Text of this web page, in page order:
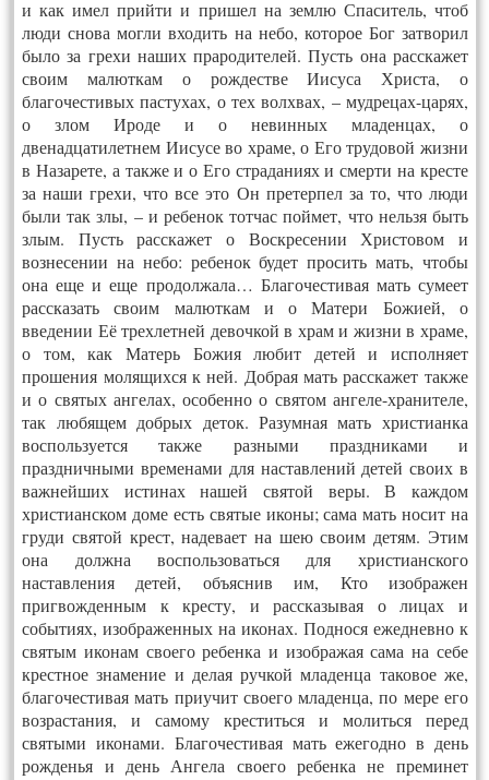
и как имел прийти и пришел на землю Спаситель, чтоб
люди снова могли входить на небо, которое Бог затворил
было за грехи наших прародителей. Пусть она расскажет
своим малюткам о рождестве Иисуса Христа, о
благочестивых пастухах, о тех волхвах, – мудрецах-царях,
о злом Ироде и о невинных младенцах, о
двенадцатилетнем Иисусе во храме, о Его трудовой жизни
в Назарете, а также и о Его страданиях и смерти на кресте
за наши грехи, что все это Он претерпел за то, что люди
были так злы, – и ребенок тотчас поймет, что нельзя быть
злым. Пусть расскажет о Воскресении Христовом и
вознесении на небо: ребенок будет просить мать, чтобы
она еще и еще продолжала… Благочестивая мать сумеет
рассказать своим малюткам и о Матери Божией, о
введении Её трехлетней девочкой в храм и жизни в храме,
о том, как Матерь Божия любит детей и исполняет
прошения молящихся к ней. Добрая мать расскажет также
и о святых ангелах, особенно о святом ангеле-хранителе,
так любящем добрых деток. Разумная мать христианка
воспользуется также разными праздниками и
праздничными временами для наставлений детей своих в
важнейших истинах нашей святой веры. В каждом
христианском доме есть святые иконы; сама мать носит на
груди святой крест, надевает на шею своим детям. Этим
она должна воспользоваться для христианского
наставления детей, объяснив им, Кто изображен
пригвожденным к кресту, и рассказывая о лицах и
событиях, изображенных на иконах. Поднося ежедневно к
святым иконам своего ребенка и изображая сама на себе
крестное знамение и делая ручкой младенца таковое же,
благочестивая мать приучит своего младенца, по мере его
возрастания, и самому креститься и молиться перед
святыми иконами. Благочестивая мать ежегодно в день
рожденья и день Ангела своего ребенка не преминет